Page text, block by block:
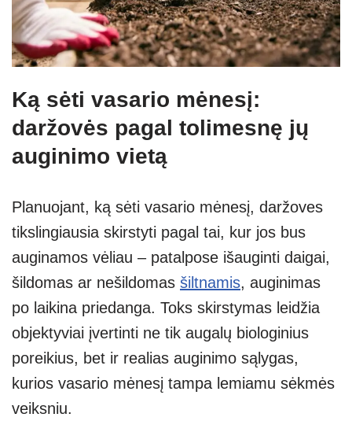
Ką sėti vasario mėnesį:
daržovės pagal tolimesnę jų
auginimo vietą
Planuojant, ką sėti vasario mėnesį, daržoves
tikslingiausia skirstyti pagal tai, kur jos bus
auginamos vėliau – patalpose išauginti daigai,
šildomas ar nešildomas šiltnamis, auginimas
po laikina priedanga. Toks skirstymas leidžia
objektyviai įvertinti ne tik augalų biologinius
poreikius, bet ir realias auginimo sąlygas,
kurios vasario mėnesį tampa lemiamu sėkmės
veiksniu.